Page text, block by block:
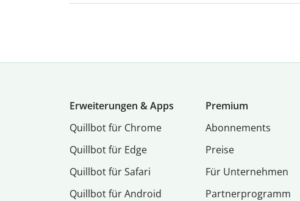
Erweiterungen & Apps
Quillbot für Chrome
Quillbot für Edge
Quillbot für Safari
Quillbot für Android
Premium
Abon­ne­ments
Preise
Für Unternehmen
Partnerprogramm